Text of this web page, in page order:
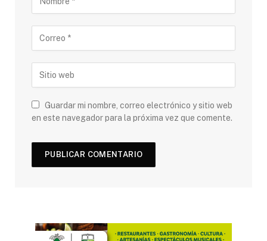
Guardar mi nombre, correo electrónico y sitio web
en este navegador para la próxima vez que comente.